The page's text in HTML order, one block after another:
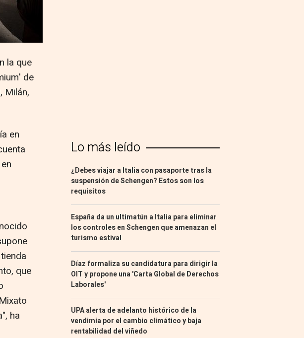
la que
de
Milán,
en
que
ha
Lo más leído
¿Debes viajar a Italia con pasaporte tras la
suspensión de Schengen? Estos son los
requisitos
España da un ultimatún a Italia para eliminar
los controles en Schengen que amenazan el
turismo estival
Díaz formaliza su candidatura para dirigir la
OIT y propone una 'Carta Global de Derechos
Laborales'
UPA alerta de adelanto histórico de la
vendimia por el cambio climático y baja
rentabilidad del viñedo